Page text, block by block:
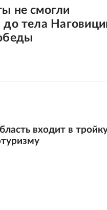
не смогли
до тела
входит в